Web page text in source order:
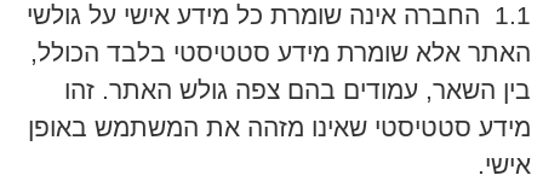
1.1 החברה אינה שומרת כל מידע אישי על גולשי
האתר אלא שומרת מידע סטטיסטי בלבד הכולל,
בין השאר, עמודים בהם צפה גולש האתר. זהו
מידע סטטיסטי שאינו מזהה את המשתמש באופן
אישי.